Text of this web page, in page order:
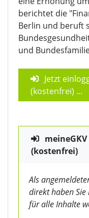
berichtet die
Berlin und beruft
und
Jetzt
(kostenfrei) ...
(kostenfrei)
Als
direkt haben Sie
für alle Inhalte